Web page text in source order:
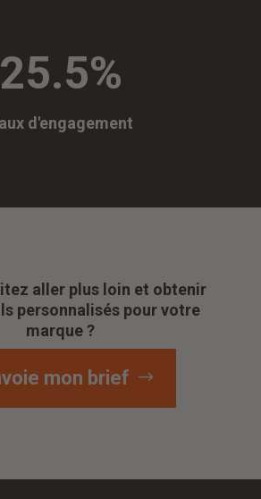
25.5%
d'engagement
aller plus loin et obtenir
personnalisés pour votre
marque ?
mon brief